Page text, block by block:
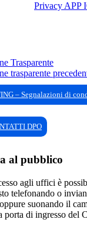
Privacy APP
Trasparente
trasparente
– Segnalazioni di
DPO
al pubblico
agli uffici è
telefonando o
suonando il
porta di ingresso del